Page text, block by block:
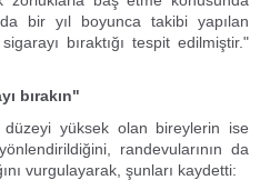
bir yıl boyunca takibi yapılan
bıraktığı tespit edilmiştir."
bırakın"
düzeyi yüksek olan bireylerin ise
randevularının da
vurgulayarak, şunları kaydetti: